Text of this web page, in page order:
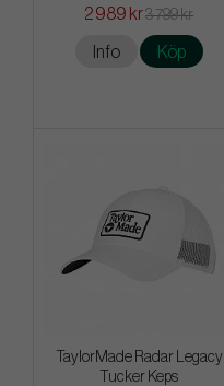
2 989 kr3 799 kr
Info Köp
TaylorMade Radar Legacy
Tucker Keps